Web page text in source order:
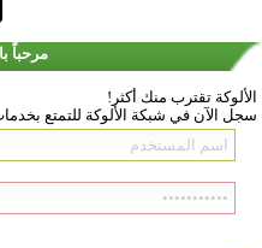
مرحباً
الألوكة تقترب منك أكثر!
سجل الآن في شبكة الألوكة للتمتع